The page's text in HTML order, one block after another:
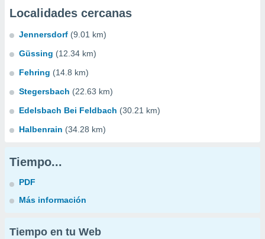
Localidades cercanas
Jennersdorf (9.01 km)
Güssing (12.34 km)
Fehring (14.8 km)
Stegersbach (22.63 km)
Edelsbach Bei Feldbach (30.21 km)
Halbenrain (34.28 km)
Tiempo...
PDF
Más información
Tiempo en tu Web